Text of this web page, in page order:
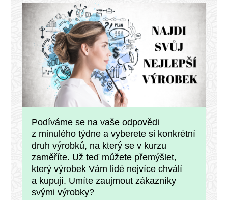
Podíváme se na vaše odpovědi
z minulého týdne a vyberete si konkrétní
druh výrobků, na který se v kurzu
zaměříte. Už teď můžete přemýšlet,
který výrobek Vám lidé nejvíce chválí
a kupují. Umíte zaujmout zákazníky
svými výrobky?